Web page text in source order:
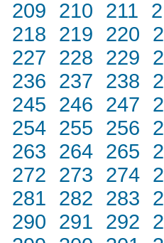
209 210 211
218 219 220
227 228 229
236 237 238
245 246 247
254 255 256
263 264 265
272 273 274
281 282 283
290 291 292